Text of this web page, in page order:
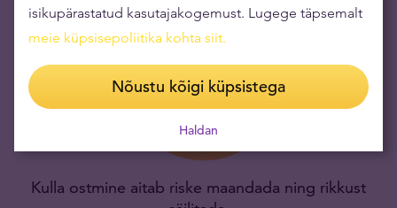
Kulla ostmine aitab riske maandada ning rikkust
isikupärastatud kasutajakogemust. Lugege täpsemalt
meie küpsisepoliitika kohta siit.
Nõustu kõigi küpsistega
Haldan